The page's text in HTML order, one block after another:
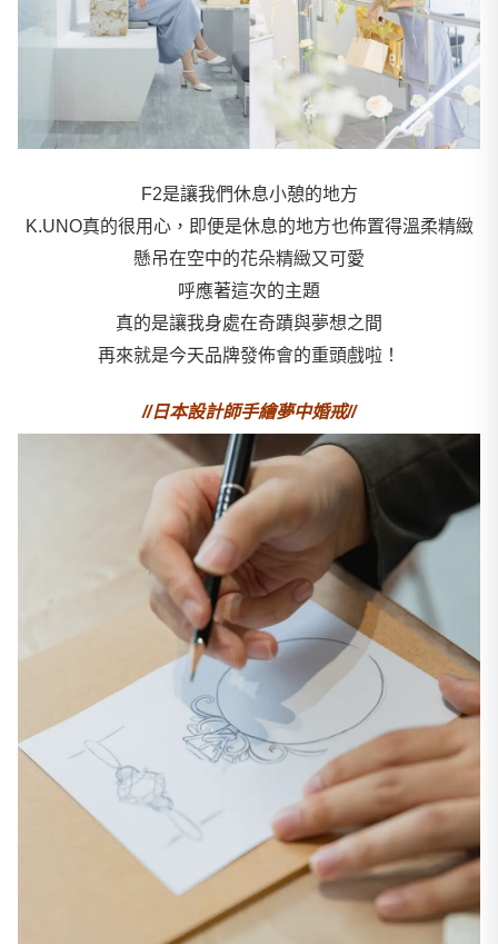
F2是讓我們休息小憩的地方
K.UNO真的很用心，即便是休息的地方也佈置得溫柔精緻
懸吊在空中的花朵精緻又可愛
呼應著這次的主題
真的是讓我身處在奇蹟與夢想之間
再來就是今天品牌發佈會的重頭戲啦！
//日本設計師手繪夢中婚戒//